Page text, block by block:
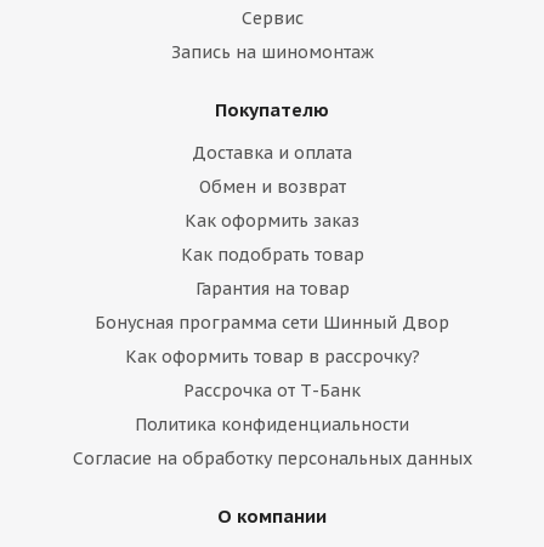
Сервис
Запись на шиномонтаж
Покупателю
Доставка и оплата
Обмен и возврат
Как оформить заказ
Как подобрать товар
Гарантия на товар
Бонусная программа сети Шинный Двор
Как оформить товар в рассрочку?
Рассрочка от Т-Банк
Политика конфиденциальности
Согласие на обработку персональных данных
О компании